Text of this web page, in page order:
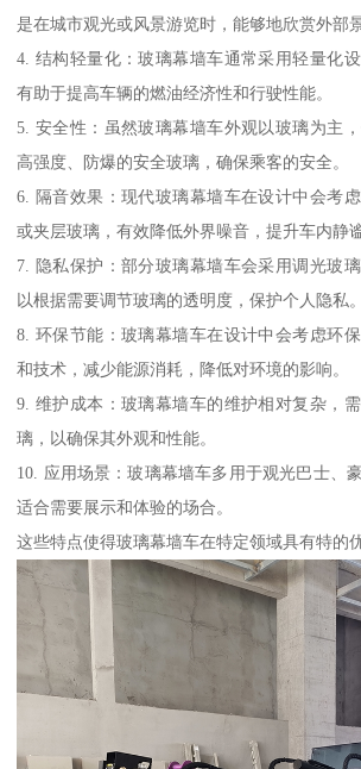
是在城市观光或风景游览时，能够地欣赏外部景
4. 结构轻量化：玻璃幕墙车通常采用轻量化
有助于提高车辆的燃油经济性和行驶性能。
5. 安全性：虽然玻璃幕墙车外观以玻璃为主
高强度、防爆的安全玻璃，确保乘客的安全。
6. 隔音效果：现代玻璃幕墙车在设计中会考
或夹层玻璃，有效降低外界噪音，提升车内静谧
7. 隐私保护：部分玻璃幕墙车会采用调光玻
以根据需要调节玻璃的透明度，保护个人隐私。
8. 环保节能：玻璃幕墙车在设计中会考虑环
和技术，减少能源消耗，降低对环境的影响。
9. 维护成本：玻璃幕墙车的维护相对复杂，
璃，以确保其外观和性能。
10. 应用场景：玻璃幕墙车多用于观光巴士、
适合需要展示和体验的场合。
这些特点使得玻璃幕墙车在特定领域具有特的